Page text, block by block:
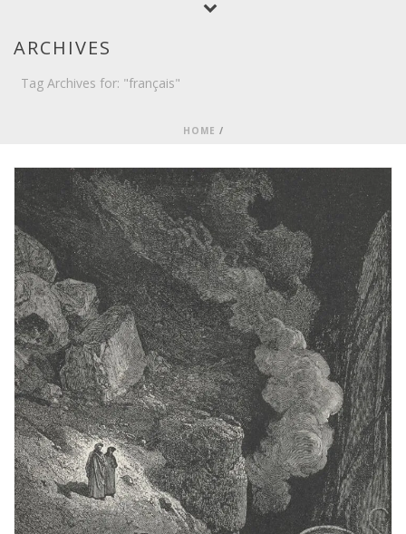
ARCHIVES
Tag Archives for: "français"
HOME /